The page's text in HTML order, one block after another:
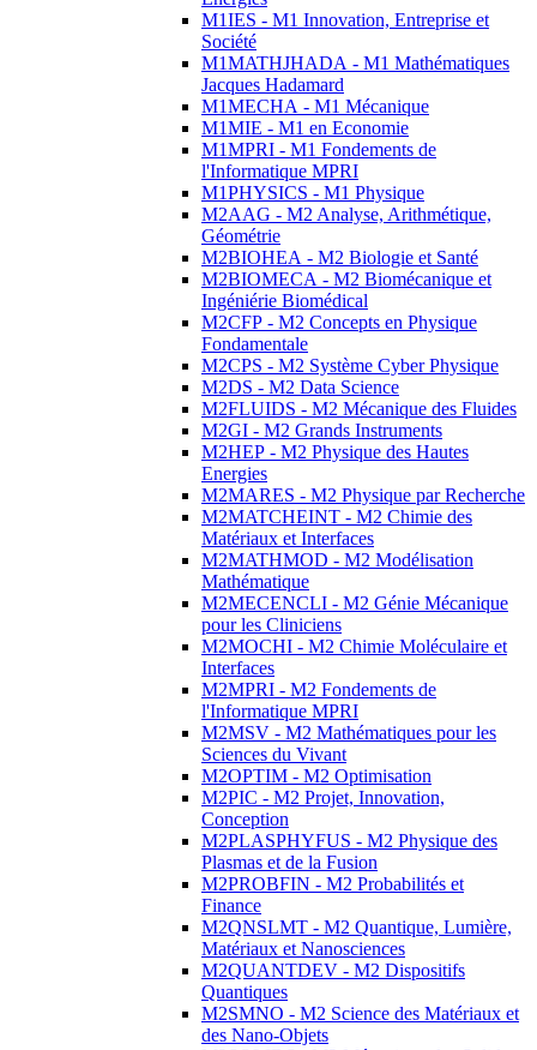
M1IES - M1 Innovation, Entreprise et
Société
M1MATHJHADA - M1 Mathématiques
Jacques Hadamard
M1MECHA - M1 Mécanique
M1MIE - M1 en Economie
M1MPRI - M1 Fondements de
l'Informatique MPRI
M1PHYSICS - M1 Physique
M2AAG - M2 Analyse, Arithmétique,
Géométrie
M2BIOHEA - M2 Biologie et Santé
M2BIOMECA - M2 Biomécanique et
Ingéniérie Biomédical
M2CFP - M2 Concepts en Physique
Fondamentale
M2CPS - M2 Système Cyber Physique
M2DS - M2 Data Science
M2FLUIDS - M2 Mécanique des Fluides
M2GI - M2 Grands Instruments
M2HEP - M2 Physique des Hautes
Energies
M2MARES - M2 Physique par Recherche
M2MATCHEINT - M2 Chimie des
Matériaux et Interfaces
M2MATHMOD - M2 Modélisation
Mathématique
M2MECENCLI - M2 Génie Mécanique
pour les Cliniciens
M2MOCHI - M2 Chimie Moléculaire et
Interfaces
M2MPRI - M2 Fondements de
l'Informatique MPRI
M2MSV - M2 Mathématiques pour les
Sciences du Vivant
M2OPTIM - M2 Optimisation
M2PIC - M2 Projet, Innovation,
Conception
M2PLASPHYFUS - M2 Physique des
Plasmas et de la Fusion
M2PROBFIN - M2 Probabilités et
Finance
M2QNSLMT - M2 Quantique, Lumière,
Matériaux et Nanosciences
M2QUANTDEV - M2 Dispositifs
Quantiques
M2SMNO - M2 Science des Matériaux et
des Nano-Objets